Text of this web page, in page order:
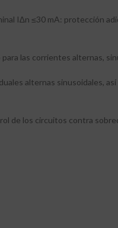
I∆n ≤30 mA: protección
las corrientes alternas,
alternas sinusoidales,
de los circuitos contra